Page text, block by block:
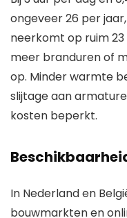
ongeveer 26 per
neerkomt op ruim
meer branduren of
op. Minder warmte
slijtage aan
kosten beperkt.
In Nederland en
bouwmarkten en